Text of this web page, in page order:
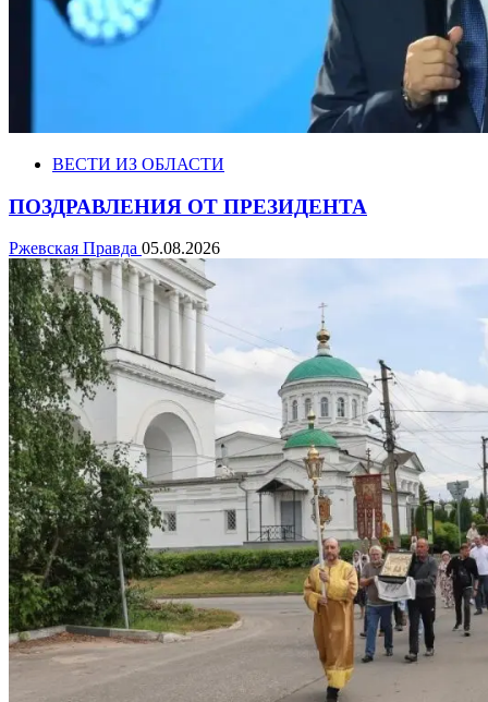
ВЕСТИ ИЗ ОБЛАСТИ
ПОЗДРАВЛЕНИЯ ОТ ПРЕЗИДЕНТА
Ржевская Правда 05.08.2026